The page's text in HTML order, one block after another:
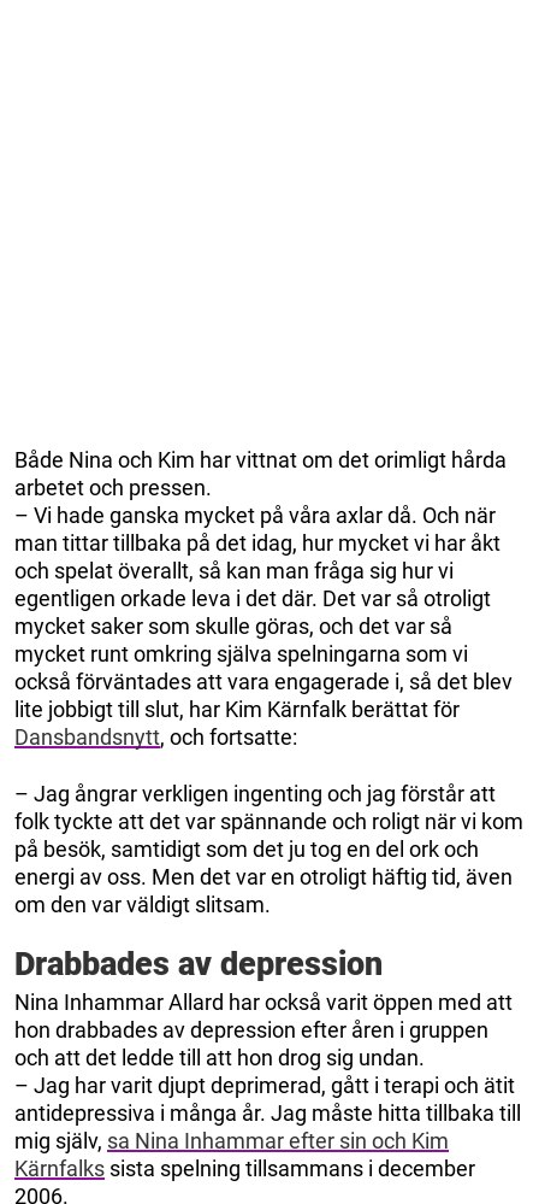
Både Nina och Kim har vittnat om det orimligt hårda
arbetet och pressen.
– Vi hade ganska mycket på våra axlar då. Och när
man tittar tillbaka på det idag, hur mycket vi har åkt
och spelat överallt, så kan man fråga sig hur vi
egentligen orkade leva i det där. Det var så otroligt
mycket saker som skulle göras, och det var så
mycket runt omkring själva spelningarna som vi
också förväntades att vara engagerade i, så det blev
lite jobbigt till slut, har Kim Kärnfalk berättat för
Dansbandsnytt, och fortsatte:
– Jag ångrar verkligen ingenting och jag förstår att
folk tyckte att det var spännande och roligt när vi kom
på besök, samtidigt som det ju tog en del ork och
energi av oss. Men det var en otroligt häftig tid, även
om den var väldigt slitsam.
Drabbades av depression
Nina Inhammar Allard har också varit öppen med att
hon drabbades av depression efter åren i gruppen
och att det ledde till att hon drog sig undan.
– Jag har varit djupt deprimerad, gått i terapi och ätit
antidepressiva i många år. Jag måste hitta tillbaka till
mig själv, sa Nina Inhammar efter sin och Kim
Kärnfalks sista spelning tillsammans i december
2006.